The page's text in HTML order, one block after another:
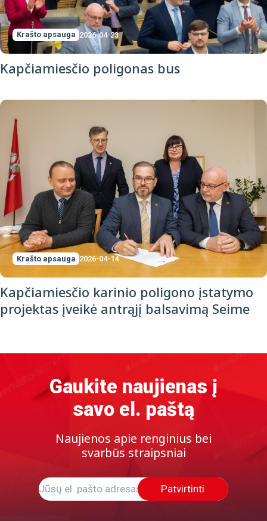
Krašto apsauga 2026-04-23
Kapčiamiesčio poligonas bus
Krašto apsauga 2026-04-14
Kapčiamiesčio karinio poligono įstatymo
projektas įveikė antrąjį balsavimą Seime
Gaukite naujienas į
savo el. paštą
Naujienos apie renginius bei
svarbūs straipsniai
Patvirtinti